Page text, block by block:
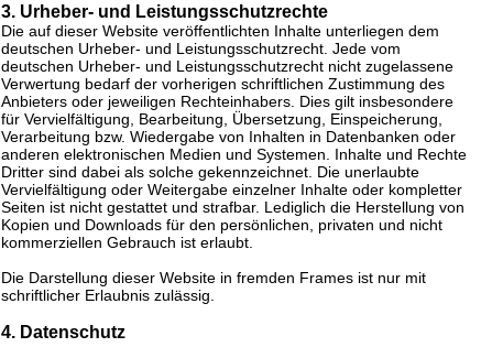
3. Urheber- und Leistungsschutzrechte
Die auf dieser Website veröffentlichten Inhalte unterliegen dem
deutschen Urheber- und Leistungsschutzrecht. Jede vom
deutschen Urheber- und Leistungsschutzrecht nicht zugelassene
Verwertung bedarf der vorherigen schriftlichen Zustimmung des
Anbieters oder jeweiligen Rechteinhabers. Dies gilt insbesondere
für Vervielfältigung, Bearbeitung, Übersetzung, Einspeicherung,
Verarbeitung bzw. Wiedergabe von Inhalten in Datenbanken oder
anderen elektronischen Medien und Systemen. Inhalte und Rechte
Dritter sind dabei als solche gekennzeichnet. Die unerlaubte
Vervielfältigung oder Weitergabe einzelner Inhalte oder kompletter
Seiten ist nicht gestattet und strafbar. Lediglich die Herstellung von
Kopien und Downloads für den persönlichen, privaten und nicht
kommerziellen Gebrauch ist erlaubt.
Die Darstellung dieser Website in fremden Frames ist nur mit
schriftlicher Erlaubnis zulässig.
4. Datenschutz